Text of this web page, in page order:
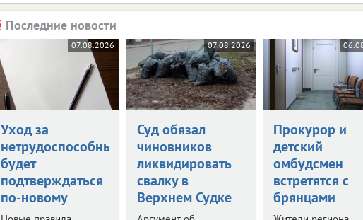
Последние новости
07.08.2026
Уход за
нетрудоспособными
будет
подтверждаться
по-новому
07.08.2026
Суд обязал
чиновников
ликвидировать
свалку в
Верхнем Судке
Прокурор и
детский
омбудсмен
встретятся с
брянцами